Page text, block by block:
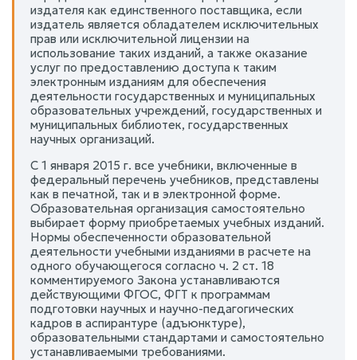
издателя как единственного поставщика, если
издатель является обладателем исключительных
прав или исключительной лицензии на
использование таких изданий, а также оказание
услуг по предоставлению доступа к таким
электронным изданиям для обеспечения
деятельности государственных и муниципальных
образовательных учреждений, государственных и
муниципальных библиотек, государственных
научных организаций.
С 1 января 2015 г. все учебники, включенные в
федеральный перечень учебников, представлены
как в печатной, так и в электронной форме.
Образовательная организация самостоятельно
выбирает форму приобретаемых учебных изданий.
Нормы обеспеченности образовательной
деятельности учебными изданиями в расчете на
одного обучающегося согласно ч. 2 ст. 18
комментируемого Закона устанавливаются
действующими ФГОС, ФГТ к программам
подготовки научных и научно-педагогических
кадров в аспирантуре (адъюнктуре),
образовательными стандартами и самостоятельно
устанавливаемыми требованиями.